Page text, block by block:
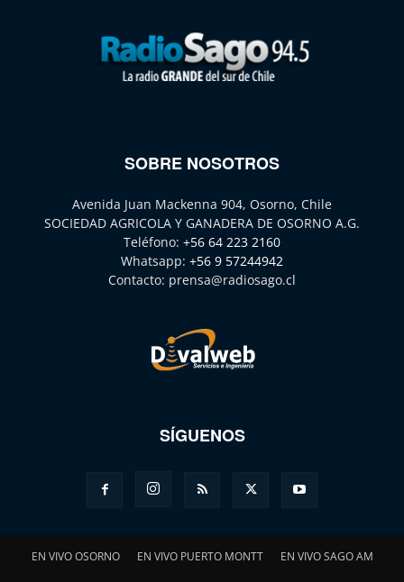
SOBRE NOSOTROS
Avenida Juan Mackenna 904, Osorno, Chile
SOCIEDAD AGRICOLA Y GANADERA DE OSORNO A.G.
Teléfono: +56 64 223 2160
Whatsapp: +56 9 57244942
Contacto: prensa@radiosago.cl
SÍGUENOS
EN VIVO OSORNO EN VIVO PUERTO MONTT EN VIVO SAGO AM